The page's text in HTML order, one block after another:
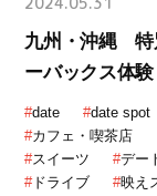
九州・沖縄 特
ーバックス体験
#date #date spot
#カフェ・喫茶店
#スイーツ #デー
#ドライブ #映え